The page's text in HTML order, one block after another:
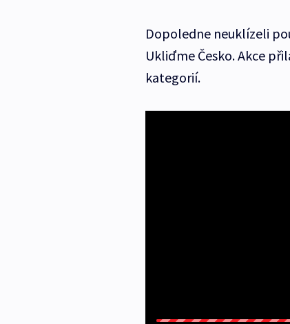
Dopoledne neuklízeli
Ukliďme Česko. Akce
kategorií.